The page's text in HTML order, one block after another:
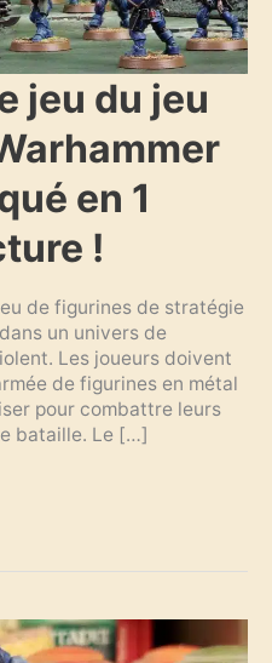
jeu du jeu
en 1
!
de figurines de stratégie
un univers de
Les joueurs doivent
de figurines en métal
pour combattre leurs
bataille. Le […]